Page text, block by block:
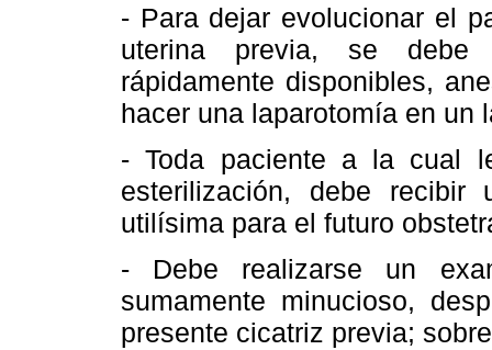
- Para dejar evolucionar el
uterina previa, se debe
rápidamente disponibles,
hacer una laparotomía en un
- Toda paciente a la cual
esterilización, debe
utilísima para el futuro
- Debe realizarse un
sumamente minucioso,
presente cicatriz previa;